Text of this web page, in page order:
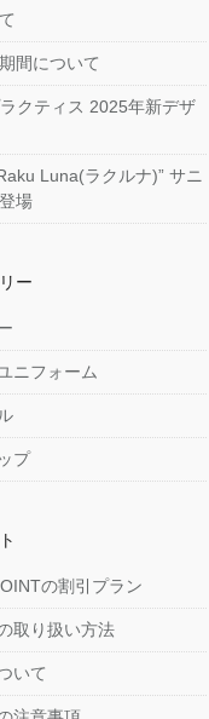
間について
クティス 2025年新デザ
Luna(ラクルナ)” サニ
場
ー
ニフォーム
プ
の割引プラン
取り扱い方法
いて